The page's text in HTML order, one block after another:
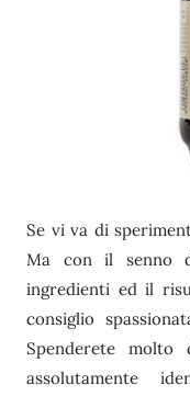
Se vi va di
Ma con il senno
ingredienti ed il
consiglio
Spenderete
assolutamente